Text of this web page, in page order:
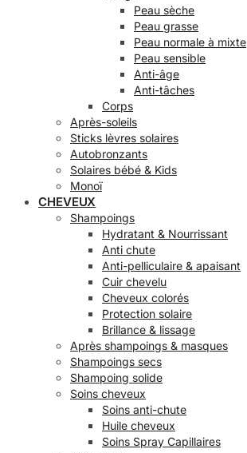
Peau sèche
Peau grasse
Peau normale à mixte
Peau sensible
Anti-âge
Anti-tâches
Corps
Après-soleils
Sticks lèvres solaires
Autobronzants
Solaires bébé & Kids
Monoï
CHEVEUX
Shampoings
Hydratant & Nourrissant
Anti chute
Anti-pelliculaire & apaisant
Cuir chevelu
Cheveux colorés
Protection solaire
Brillance & lissage
Après shampoings & masques
Shampoings secs
Shampoing solide
Soins cheveux
Soins anti-chute
Huile cheveux
Soins Spray Capillaires